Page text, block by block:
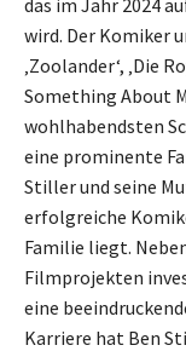
wird. Der Komiker
‚Zoolander‘, ‚Die
Something About
wohlhabendsten
eine prominente
Stiller und seine
erfolgreiche
Familie liegt.
Filmprojekten
eine
Karriere hat Ben